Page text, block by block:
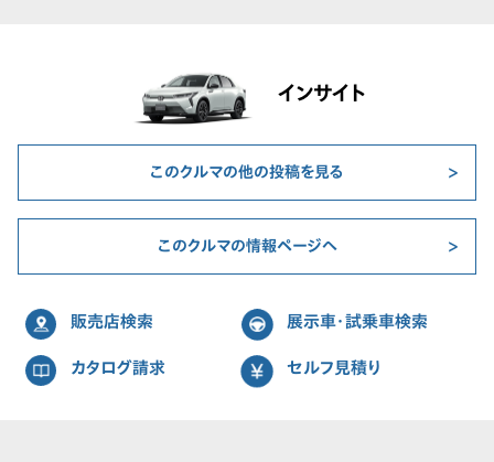
インサイト
このクルマの他の投稿を見る
このクルマの情報ページへ
販売店検索 展示車・試乗車検索
カタログ請求 セルフ見積り